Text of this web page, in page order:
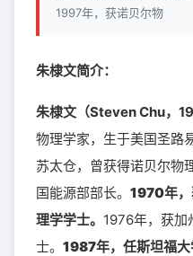
1997年，获诺贝尔物
朱棣文简介：
朱棣文（Steven Chu，
物理学家，生于美国圣路
苏太仓，曾获得诺贝尔物
国能源部部长。 1970年，
理学学士。 1976年，获加
士。 1987年，任斯坦福